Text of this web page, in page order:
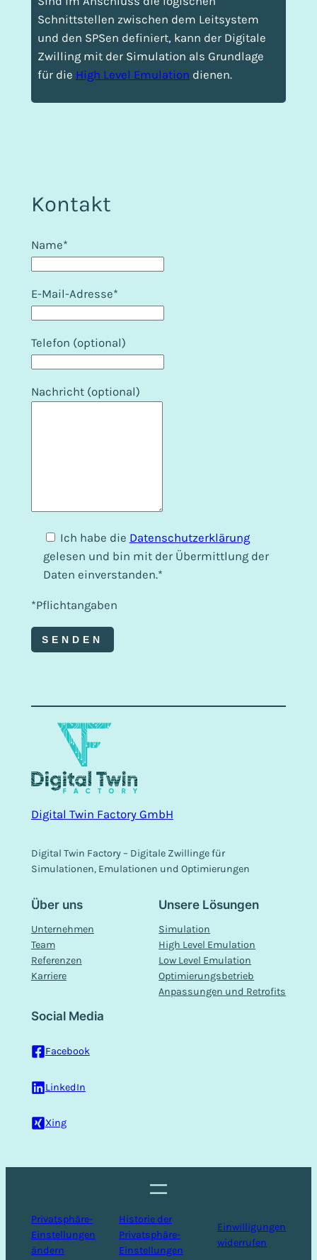
Schnittstellen zwischen dem Leitsystem
und den SPSen definiert, kann der Digitale
Zwilling mit der Simulation als Grundlage
für die High Level Emulation dienen.
Kontakt
Name*
E-Mail-Adresse*
Telefon (optional)
Nachricht (optional)
Ich habe die Datenschutzerklärung
gelesen und bin mit der Übermittlung der
Daten einverstanden.*
*Pflichtangaben
Digital Twin Factory GmbH
Digital Twin Factory – Digitale Zwillinge für
Simulationen, Emulationen und Optimierungen
Über uns
Unternehmen
Team
Referenzen
Karriere
Unsere Lösungen
Simulation
High Level Emulation
Low Level Emulation
Optimierungsbetrieb
Anpassungen und Retrofits
Social Media
Facebook
LinkedIn
Xing
Privatsphäre-
Einstellungen
ändern
Historie der
Privatsphäre-
Einstellungen
Einwilligungen
widerrufen